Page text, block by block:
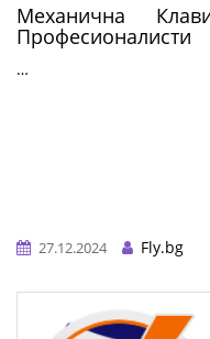
Механична
Професионалисти
…
27.12.2024
Fly.bg